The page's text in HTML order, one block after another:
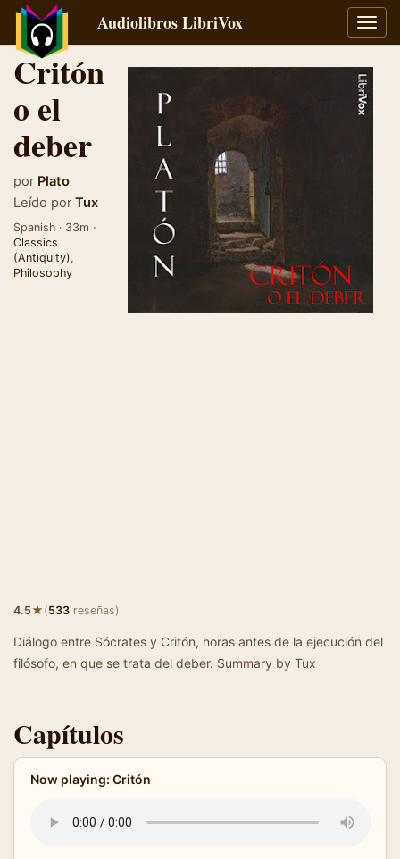
Audiolibros LibriVox
Critón
o el
deber
por Plato
Leído por Tux
Spanish · 33m ·
Classics
(Antiquity),
Philosophy
4.5★(533 reseñas)
Diálogo entre Sócrates y Critón, horas antes de la ejecución del
filósofo, en que se trata del deber. Summary by Tux
Capítulos
Now playing: Critón